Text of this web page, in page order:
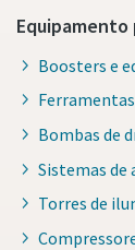
Boosters e
Bombas de
Sistemas de
Torres de